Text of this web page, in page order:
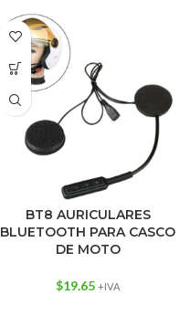
BT8 AURICULARES
BLUETOOTH PARA CASCO
DE MOTO
$19.65 +IVA